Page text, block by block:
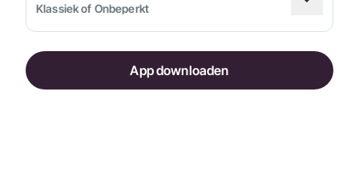
Klassiek of Onbeperkt
App downloaden